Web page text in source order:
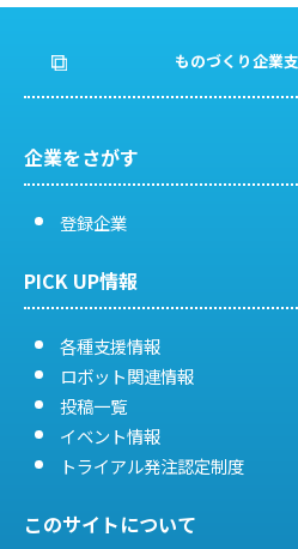
ものづくり企業
企業をさがす
登録企業
PICK UP情報
各種支援情報
ロボット関連情報
投稿一覧
イベント情報
トライアル発注認定制度
このサイトについて